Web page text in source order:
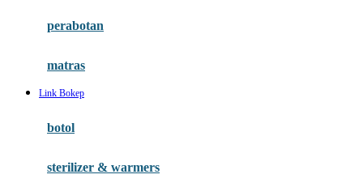
Hauck
Havaianas
Hybrid
perabotan
matras
Link Bokep
botol
sterilizer & warmers